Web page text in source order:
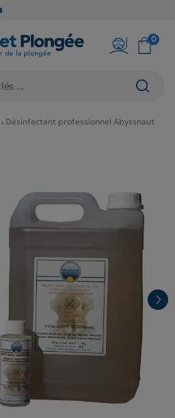
0
Désinfectant professionnel Abyssnaut